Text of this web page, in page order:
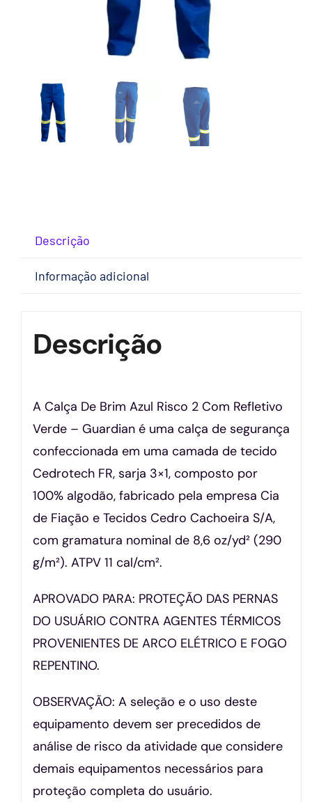
Descrição
Informação adicional
Descrição
A Calça De Brim Azul Risco 2 Com Refletivo
Verde – Guardian é uma calça de segurança
confeccionada em uma camada de tecido
Cedrotech FR, sarja 3×1, composto por
100% algodão, fabricado pela empresa Cia
de Fiação e Tecidos Cedro Cachoeira S/A,
com gramatura nominal de 8,6 oz/yd² (290
g/m²). ATPV 11 cal/cm².
APROVADO PARA: PROTEÇÃO DAS PERNAS
DO USUÁRIO CONTRA AGENTES TÉRMICOS
PROVENIENTES DE ARCO ELÉTRICO E FOGO
REPENTINO.
OBSERVAÇÃO: A seleção e o uso deste
equipamento devem ser precedidos de
análise de risco da atividade que considere
demais equipamentos necessários para
proteção completa do usuário.